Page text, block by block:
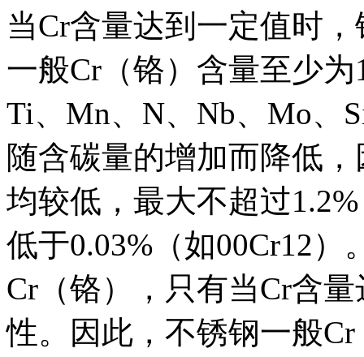
当Cr含量达到一定值时
一般Cr（铬）含量至少
Ti、Mn、N、Nb、Mo、
随含碳量的增加而降低
均较低，最大不超过
低于0.03%（如00Cr12
Cr（铬），只有当Cr含
性。因此，不锈钢一般